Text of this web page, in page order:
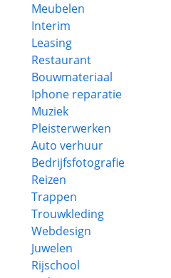
Meubelen
Interim
Leasing
Restaurant
Bouwmateriaal
Iphone reparatie
Muziek
Pleisterwerken
Auto verhuur
Bedrijfsfotografie
Reizen
Trappen
Trouwkleding
Webdesign
Juwelen
Rijschool